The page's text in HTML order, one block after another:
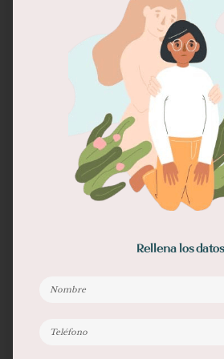
una oportunidad para poner
vidas, disfrutar del
prepararnos para el futuro.
planificación y atención a los
hacer que este julio sea
productivos y satisfactorios
para disfrutar de todo lo que
ofrecer, asegurándote de
agosto, estarás más que listo
segunda mitad del año con
Si te ha gustado este
Rellena los datos